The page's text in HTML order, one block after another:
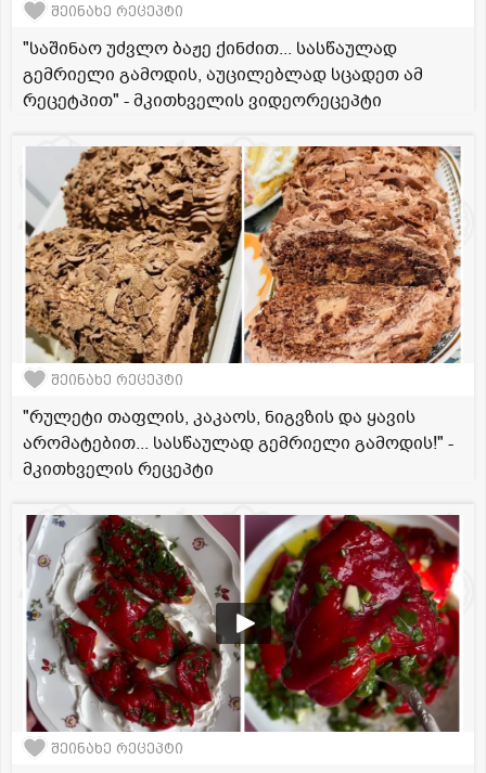
შეინახე რეცეპტი
"საშინაო უძვლო ბაჟე ქინძით... სასწაულად
გემრიელი გამოდის, აუცილებლად სცადეთ ამ
რეცეტპით" - მკითხველის ვიდეორეცეპტი
შეინახე რეცეპტი
"რულეტი თაფლის, კაკაოს, ნიგვზის და ყავის
არომატებით... სასწაულად გემრიელი გამოდის!" -
მკითხველის რეცეპტი
შეინახე რეცეპტი